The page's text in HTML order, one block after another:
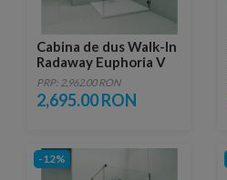
Cabina de dus Walk-In
Radaway Euphoria V
100X200 cm sticla
transparenta
PRP: 2,962.00 RON
2,695.00 RON
-12%